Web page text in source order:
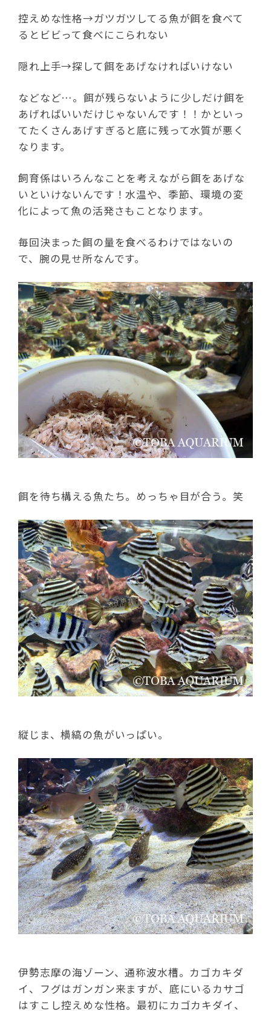
控えめな性格→ガツガツしてる魚が餌を食べて
るとビビって食べにこられない
隠れ上手→探して餌をあげなければいけない
などなど…。餌が残らないように少しだけ餌を
あげればいいだけじゃないんです！！かといっ
てたくさんあげすぎると底に残って水質が悪く
なります。
飼育係はいろんなことを考えながら餌をあげな
いといけないんです！水温や、季節、環境の変
化によって魚の活発さもことなります。
毎回決まった餌の量を食べるわけではないの
で、腕の見せ所なんです。
餌を待ち構える魚たち。めっちゃ目が合う。笑
縦じま、横縞の魚がいっぱい。
伊勢志摩の海ゾーン、通称波水槽。カゴカキダ
イ、フグはガンガン来ますが、底にいるカサゴ
はすこし控えめな性格。最初にカゴカキダイ、